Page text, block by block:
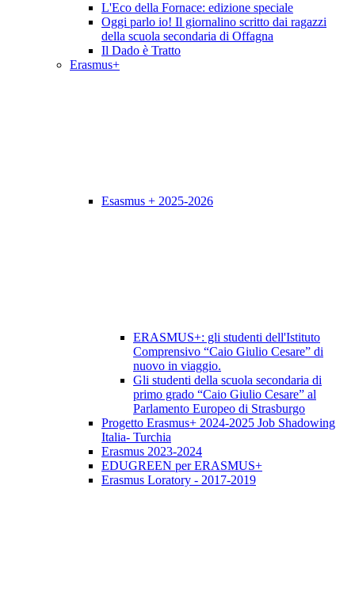
L'Eco della Fornace: edizione speciale
Oggi parlo io! Il giornalino scritto dai ragazzi
della scuola secondaria di Offagna
Il Dado è Tratto
Erasmus+
Esasmus + 2025-2026
ERASMUS+: gli studenti dell'Istituto
Comprensivo “Caio Giulio Cesare” di
nuovo in viaggio.
Gli studenti della scuola secondaria di
primo grado “Caio Giulio Cesare” al
Parlamento Europeo di Strasburgo
Progetto Erasmus+ 2024-2025 Job Shadowing
Italia- Turchia
Erasmus 2023-2024
EDUGREEN per ERASMUS+
Erasmus Loratory - 2017-2019